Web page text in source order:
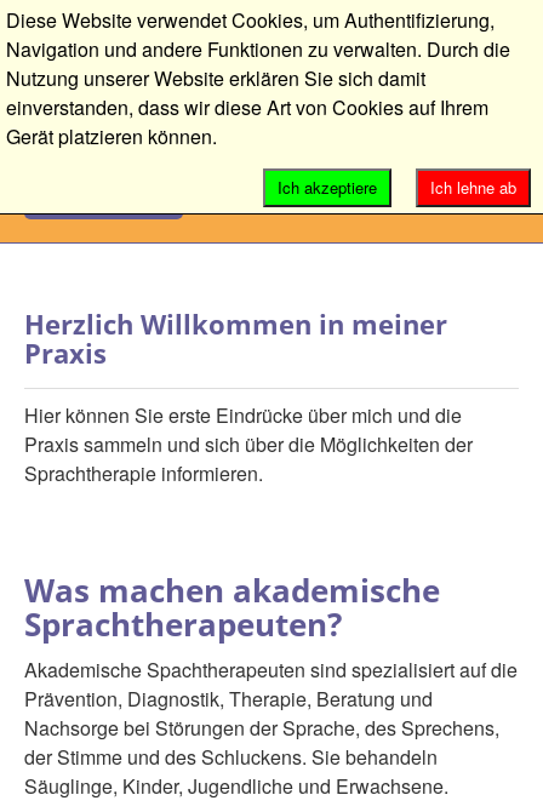
Herzlich Willkommen in meiner
Praxis
Hier können Sie erste Eindrücke über mich und die
Praxis sammeln und sich über die Möglichkeiten der
Sprachtherapie informieren.
Was machen akademische
Sprachtherapeuten?
Akademische Spachtherapeuten sind spezialisiert auf die
Prävention, Diagnostik, Therapie, Beratung und
Nachsorge bei Störungen der Sprache, des Sprechens,
der Stimme und des Schluckens. Sie behandeln
Säuglinge, Kinder, Jugendliche und Erwachsene.
Diese Website verwendet Cookies, um Authentifizierung,
Navigation und andere Funktionen zu verwalten. Durch die
Nutzung unserer Website erklären Sie sich damit
einverstanden, dass wir diese Art von Cookies auf Ihrem
Gerät platzieren können.
Ich lehne ab
Ich akzeptiere